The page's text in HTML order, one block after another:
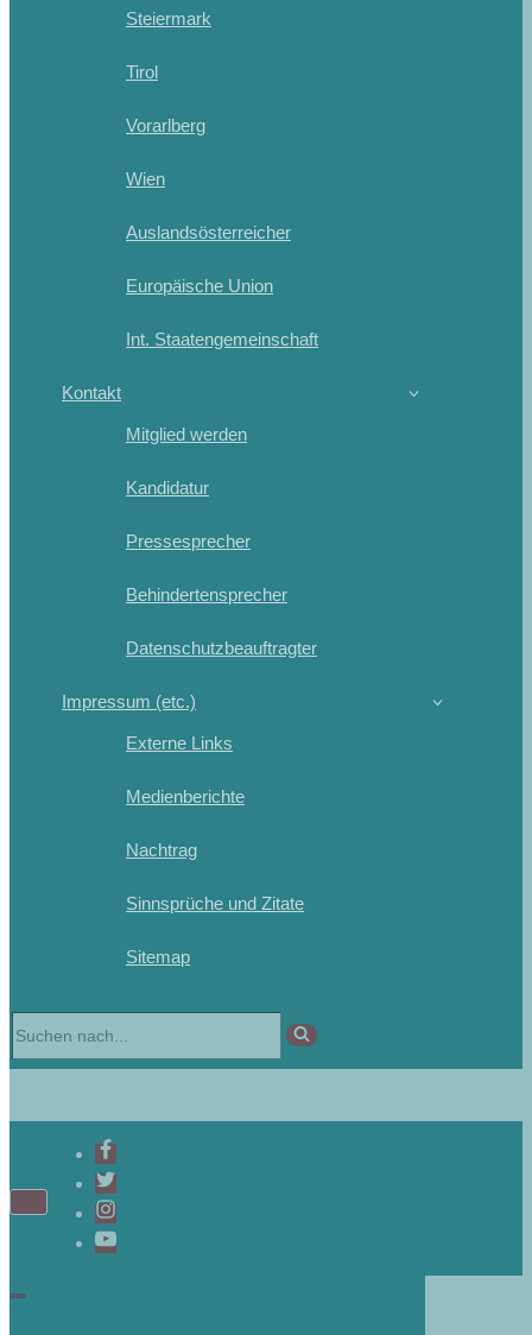
Steiermark
Tirol
Vorarlberg
Wien
Auslandsösterreicher
Europäische Union
Int. Staatengemeinschaft
Kontakt
Mitglied werden
Kandidatur
Pressesprecher
Behindertensprecher
Datenschutzbeauftragter
Impressum (etc.)
Externe Links
Medienberichte
Nachtrag
Sinnsprüche und Zitate
Sitemap